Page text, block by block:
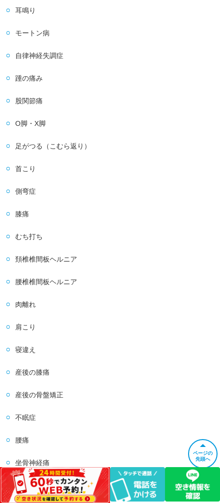
ページの
先頭へ
耳鳴り
モートン病
自律神経失調症
踵の痛み
股関節痛
O脚・X脚
足がつる（こむら返り）
首こり
側弯症
膝痛
むち打ち
頚椎椎間板ヘルニア
腰椎椎間板ヘルニア
肉離れ
肩こり
寝違え
産後の膝痛
産後の骨盤矯正
不眠症
腰痛
坐骨神経痛
頭痛